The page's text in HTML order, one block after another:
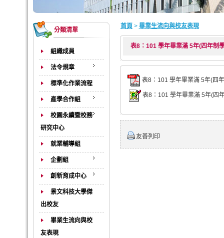
分類清單
組織成員
法令規章
標準化作業流程
產學合作組
校園永續暨校務
研究中心
就業輔導組
企劃組
創新育成中心
景文科技大學傑
出校友
畢業生流向與校
友表現
首頁 > 畢業生流向與校友表現
表8：101 學年畢業滿 5年(四年制
表8：101 學年畢業滿 5年(四
表8：101 學年畢業滿 5年(四
友善列印